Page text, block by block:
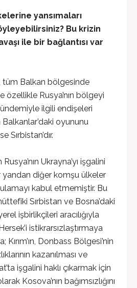
yansımaları
Bu krizin
ile bir bağlantısı var
tüm Balkan bölgesinde
özellikle Rusya’nın bölgeyi
ilgili endişeleri
Balkanlar’daki oyununu
Ukrayna’yı işgalini
yandan diğer komşu ülkeler
kabul etmemiştir. Bu
Sırbistan ve Bosna’daki
işbirlikçileri aracılığıyla
istikrarsızlaştırmaya
Kırım’ın, Donbass Bölgesi’nin
kazanılması ve
işgalini haklı çıkarmak için
Kosova’nın bağımsızlığını